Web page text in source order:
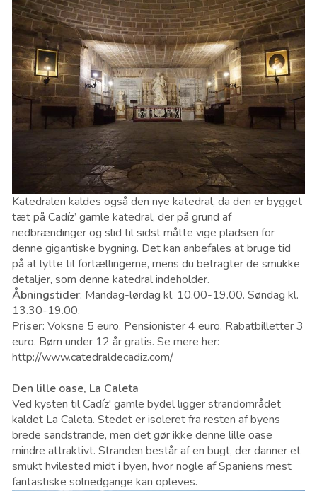
Katedralen kaldes også den nye katedral, da den er bygget
tæt på Cadíz’ gamle katedral, der på grund af
nedbrændinger og slid til sidst måtte vige pladsen for
denne gigantiske bygning. Det kan anbefales at bruge tid
på at lytte til fortællingerne, mens du betragter de smukke
detaljer, som denne katedral indeholder.
Åbningstider: Mandag-lørdag kl. 10.00-19.00. Søndag kl.
13.30-19.00.
Priser: Voksne 5 euro. Pensionister 4 euro. Rabatbilletter 3
euro. Børn under 12 år gratis. Se mere her:
http://www.catedraldecadiz.com/
Den lille oase, La Caleta
Ved kysten til Cadíz' gamle bydel ligger strandområdet
kaldet La Caleta. Stedet er isoleret fra resten af byens
brede sandstrande, men det gør ikke denne lille oase
mindre attraktivt. Stranden består af en bugt, der danner et
smukt hvilested midt i byen, hvor nogle af Spaniens mest
fantastiske solnedgange kan opleves.